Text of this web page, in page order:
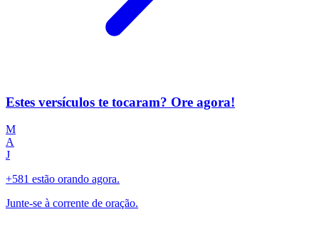
Estes versículos te tocaram? Ore agora!
M
A
J
+581 estão orando agora.
Junte-se à corrente de oração.